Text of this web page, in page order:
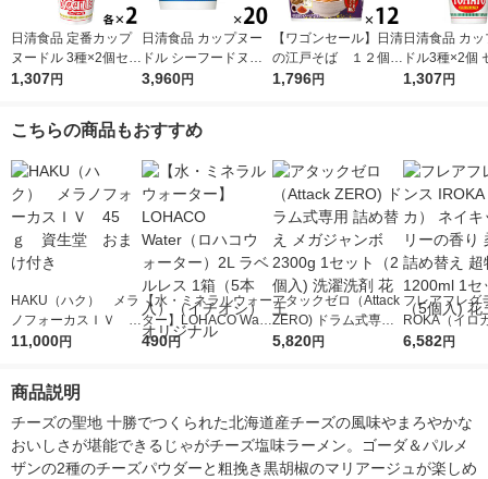
日清食品 定番カップ
ヌードル 3種×2個セッ
ト カップ麺 カップラ
1,307円
日清食品 カップヌー
ドル シーフードヌー
ドル カップ麺 カップ
3,960円
【ワゴンセール】日清
の江戸そば １２個
日清食品
1,796円
日清食品 カ
ドル3種×2個
［トムヤムク
1,307円
こちらの商品もおすすめ
HAKU（ハク） メラ
ノフォーカスＩＶ 4
5ｇ 資生堂 おまけ
11,000円
【水・ミネラルウォー
ター】LOHACO Wate
r（ロハコウォータ
490円
アタックゼロ（Attack
ZERO) ドラム式専用
詰め替え メガジャン
5,820円
フレアフレグ
ROKA（イロ
イキッドリリ
6,582円
商品説明
チーズの聖地 十勝でつくられた北海道産チーズの風味やまろやかな
おいしさが堪能できるじゃがチーズ塩味ラーメン。ゴーダ＆パルメ
ザンの2種のチーズパウダーと粗挽き黒胡椒のマリアージュが楽しめ